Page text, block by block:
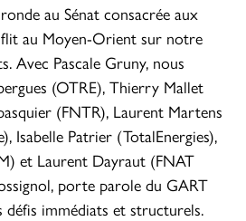
au Sénat consacrée aux
au Moyen-Orient sur notre
Avec Pascale Gruny, nous
(OTRE), Thierry Mallet
(FNTR), Laurent Martens
Isabelle Patrier (TotalEnergies),
et Laurent Dayraut (FNAT
porte parole du GART
défis immédiats et structurels.